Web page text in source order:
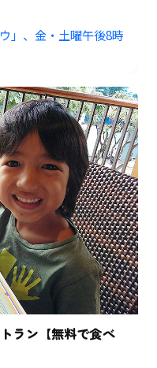
」、金・土曜午後8時
ラン【無料で食べ